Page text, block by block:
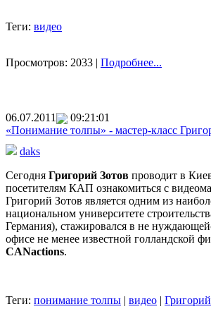
Теги: видео
Просмотров: 2033 | Подробнее...
06.07.2011
09:21:01
«Понимание толпы» - мастер-класс
daks
Сегодня Григорий Зотов проводит в
посетителям КАП ознакомиться с
Григорий Зотов является одним из
национальном университете
Германия), стажировался в не
офисе не менее известной голландской
CANactions.
Теги: понимание толпы | видео |